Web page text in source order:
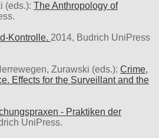
(eds.): The Anthropology of
Kontrolle. 2014, Budrich UniPress
Zurawski (eds.): Crime,
Effects for the Surveillant and the
- Praktiken der
UniPress.